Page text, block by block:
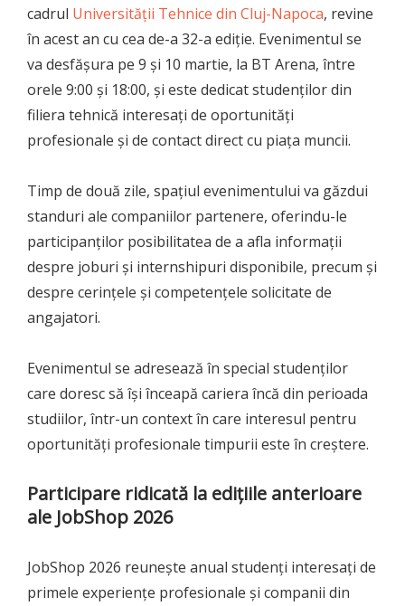
cadrul Universității Tehnice din Cluj-Napoca, revine
în acest an cu cea de-a 32-a ediție. Evenimentul se
va desfășura pe 9 și 10 martie, la BT Arena, între
orele 9:00 și 18:00, și este dedicat studenților din
filiera tehnică interesați de oportunități
profesionale și de contact direct cu piața muncii.
Timp de două zile, spațiul evenimentului va găzdui
standuri ale companiilor partenere, oferindu-le
participanților posibilitatea de a afla informații
despre joburi și internshipuri disponibile, precum și
despre cerințele și competențele solicitate de
angajatori.
Evenimentul se adresează în special studenților
care doresc să își înceapă cariera încă din perioada
studiilor, într-un context în care interesul pentru
oportunități profesionale timpurii este în creștere.
Participare ridicată la edițiile anterioare
ale JobShop 2026
JobShop 2026 reunește anual studenți interesați de
primele experiențe profesionale și companii din